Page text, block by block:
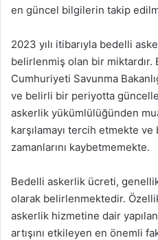
en güncel bilgilerin takip
2023 yılı itibarıyla bedelli
belirlenmiş olan bir miktardır.
Cumhuriyeti Savunma
ve belirli bir periyotta
askerlik yükümlülüğünden
karşılamayı tercih etmekte
zamanlarını kaybetmemekte.
Bedelli askerlik ücreti,
olarak belirlenmektedir.
askerlik hizmetine dair
artışını etkileyen en önemli